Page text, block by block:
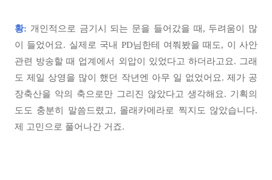
황: 개인적으로 금기시 되는 문을 들어갔을 때, 두려움이 많
이 들었어요. 실제로 국내 PD님한테 여쭤봤을 때도, 이 사안
관련 방송할 때 업계에서 외압이 있었다고 하더라고요. 그래
도 제일 상영을 많이 했던 작년엔 아무 일 없었어요. 제가 공
장축산을 악의 축으로만 그리진 않았다고 생각해요. 기획의
도도 충분히 말씀드렸고, 몰래카메라로 찍지도 않았습니다.
제 고민으로 풀어나간 거죠.